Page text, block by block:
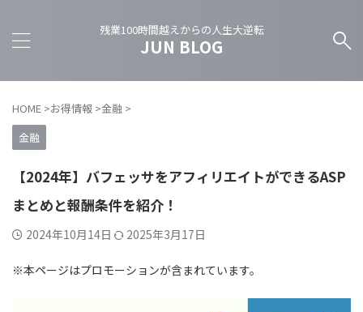
残業100時間越えからの人生大逆転
JUN BLOG
HOME >お得情報 >金融 >
金融
【2024年】バフェッサをアフィリエイトができるASP
まとめと報酬条件を紹介！
2024年10月14日 2025年3月17日
※本ページはプロモーションが含まれています。